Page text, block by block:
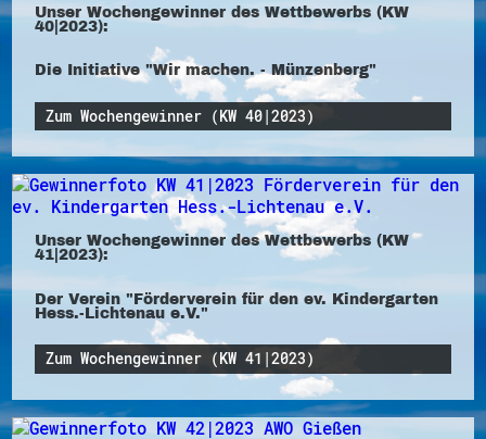
Unser Wochengewinner des Wettbewerbs (KW
40|2023):
Die Initiative "Wir machen. - Münzenberg"
Zum Wochengewinner (KW 40|2023)
Unser Wochengewinner des Wettbewerbs (KW
41|2023):
Der Verein "Förderverein für den ev. Kindergarten
Hess.-Lichtenau e.V."
Zum Wochengewinner (KW 41|2023)